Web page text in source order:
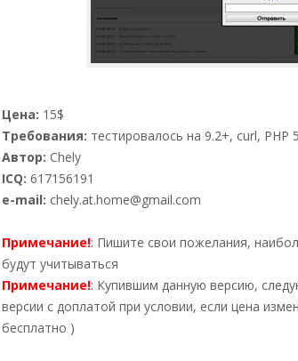
Цена: 15$
Требования: тестировалось на 9.2+, curl,
Автор: Chely
ICQ: 617156191
e-mail: chely.at.home@gmail.com
Примечание!: Пишите свои пожелания,
будут учитываться
Примечание!: Купившим данную версию,
версии с доплатой при условии, если цена
бесплатно )